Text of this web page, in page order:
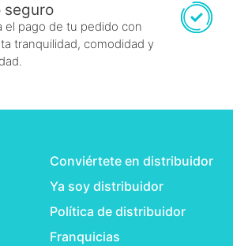
seguro
el pago de tu pedido con
tranquilidad, comodidad y
Conviértete en distribuidor
Ya soy distribuidor
Política de distribuidor
Franquicias